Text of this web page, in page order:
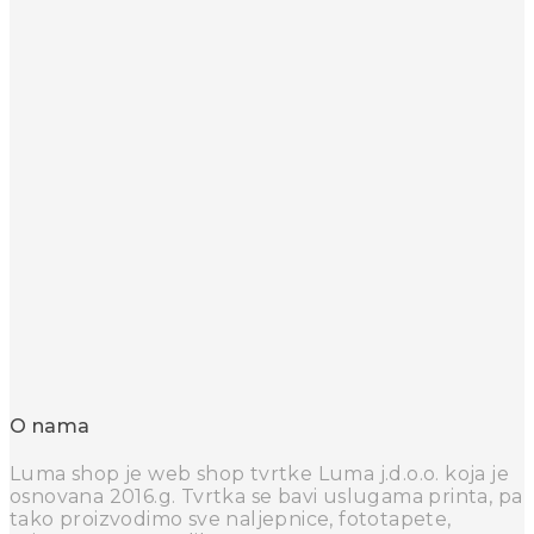
O nama
Luma shop je web shop tvrtke Luma j.d.o.o. koja je
osnovana 2016.g. Tvrtka se bavi uslugama printa, pa
tako proizvodimo sve naljepnice, fototapete,